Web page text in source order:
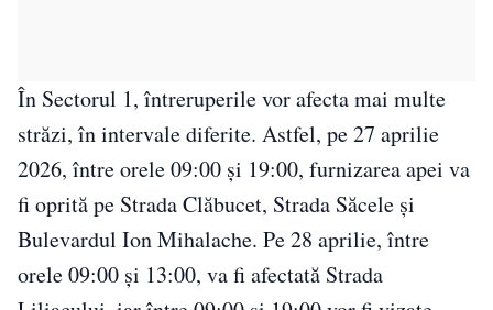
În Sectorul 1, întreruperile vor afecta mai multe
străzi, în intervale diferite. Astfel, pe 27 aprilie
2026, între orele 09:00 și 19:00, furnizarea apei va
fi oprită pe Strada Clăbucet, Strada Săcele și
Bulevardul Ion Mihalache. Pe 28 aprilie, între
orele 09:00 și 13:00, va fi afectată Strada